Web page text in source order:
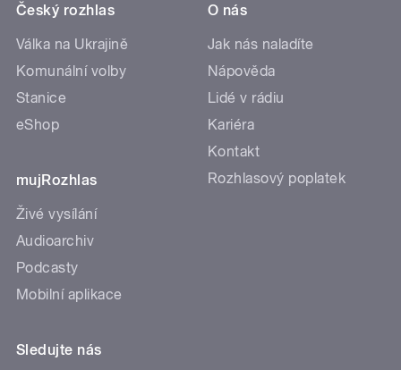
Český rozhlas
Válka na Ukrajině
Komunální volby
Stanice
eShop
mujRozhlas
Živé vysílání
Audioarchiv
Podcasty
Mobilní aplikace
O nás
Jak nás naladíte
Nápověda
Lidé v rádiu
Kariéra
Kontakt
Rozhlasový poplatek
Sledujte nás